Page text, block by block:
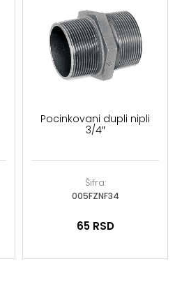
Pocinkovani dupli nipli
3/4″
Šifra:
005FZNF34
65 RSD